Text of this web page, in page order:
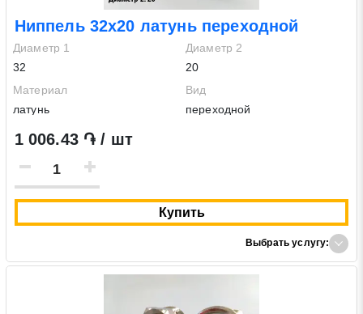
Ниппель 32х20 латунь переходной
Диаметр 1
32
Диаметр 2
20
Материал
латунь
Вид
переходной
1 006.43 ֏ / шт
Купить
Выбрать услугу: